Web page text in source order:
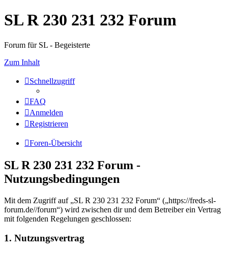
SL R 230 231 232 Forum
Forum für SL - Begeisterte
Zum Inhalt
Schnellzugriff
FAQ
Anmelden
Registrieren
Foren-Übersicht
SL R 230 231 232 Forum -
Nutzungsbedingungen
Mit dem Zugriff auf „SL R 230 231 232 Forum“ („https://freds-sl-
forum.de//forum“) wird zwischen dir und dem Betreiber ein Vertrag
mit folgenden Regelungen geschlossen:
1. Nutzungsvertrag